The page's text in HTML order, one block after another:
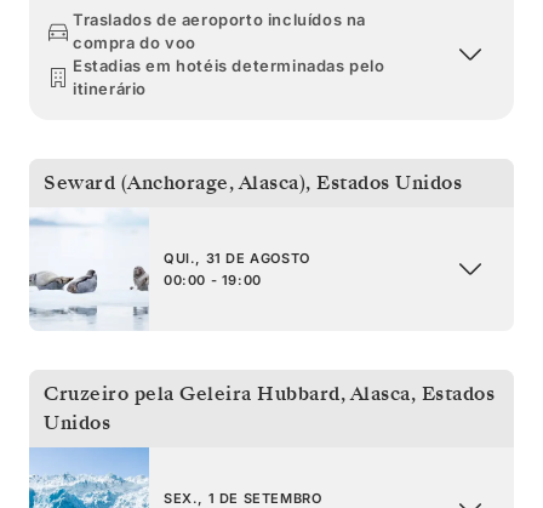
Traslados de aeroporto incluídos na
compra do voo
Estadias em hotéis determinadas pelo
itinerário
Seward (Anchorage, Alasca), Estados Unidos
QUI., 31 DE AGOSTO
00:00 - 19:00
Cruzeiro pela Geleira Hubbard, Alasca, Estados
Unidos
SEX., 1 DE SETEMBRO